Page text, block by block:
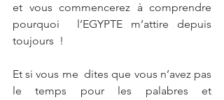
et vous commencerez à comprendre
pourquoi  l’EGYPTE m’attire depuis
toujours  !
Et si vous me  dites que vous n’avez pas
le temps pour les palabres et